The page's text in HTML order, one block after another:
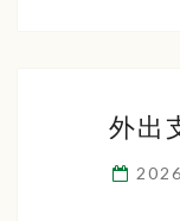
外出